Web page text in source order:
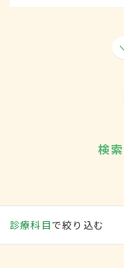
検
診療科目で絞り込む